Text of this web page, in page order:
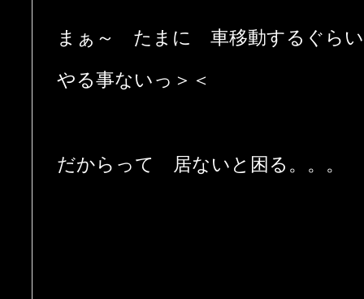
まぁ～ たまに 車移動するぐら
やる事ないっ＞＜
だからって 居ないと困る。。。